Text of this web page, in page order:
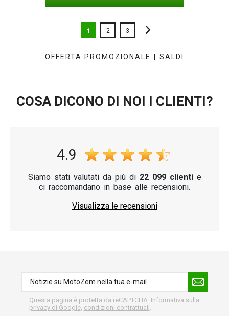
1 2 3
OFFERTA PROMOZIONALE SALDI
COSA DICONO DI NOI I CLIENTI?
4.9
Siamo stati valutati da più di 22 099 clientie
ci raccomandano in base alle recensioni.
Visualizza le recensioni
Questa pagina è protetta da reCAPTCHA. Informativa sulla
privacy di Google, condizioni contrattuali